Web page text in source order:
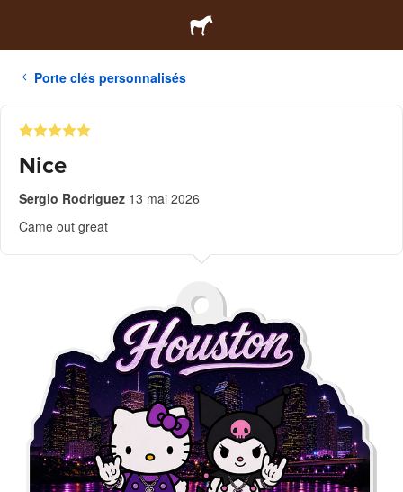
Porte clés personnalisés
Nice
Sergio Rodriguez 13 mai 2026
Came out great